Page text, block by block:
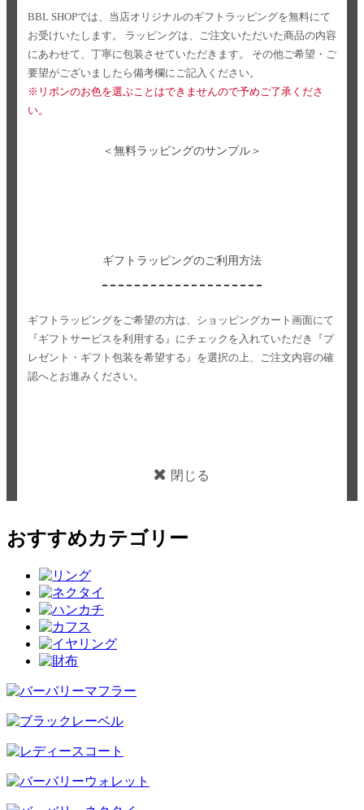
BBL SHOPでは、当店オリジナルのギフトラッピングを無料にて
お受けいたします。
ラッピングは、ご注文いただいた商品の内容
にあわせて、丁寧に包装させていただきます。
その他ご希望・ご
要望がございましたら備考欄にご記入ください。
※リボンのお色を選ぶことはできませんので予めご了承くださ
い。
＜無料ラッピングのサンプル＞
ギフトラッピングのご利用方法
ギフトラッピングをご希望の方は、ショッピングカート画面にて
『ギフトサービスを利用する』にチェックを入れていただき
『プ
レゼント・ギフト包装を希望する』を選択の上、ご注文内容の確
認へとお進みください。
閉じる
おすすめカテゴリー